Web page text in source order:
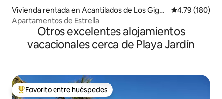
Vivienda rentada en Acantilados de Los Gigan
tes
Calificación
4.79 (180)
Apartamentos de Estrella
Otros excelentes alojamientos
vacacionales cerca de Playa Jardín
De los mejores en Favorito entre huéspedes
Favorito entre huéspedes